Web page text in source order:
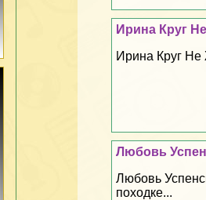
Ирина Круг
Ирина Круг
Любовь
Любовь
походке...